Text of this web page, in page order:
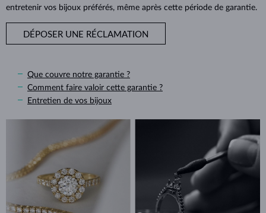
entretenir vos bijoux préférés, même après cette période de garantie.
DÉPOSER UNE RÉCLAMATION
Que couvre notre garantie ?
Comment faire valoir cette garantie ?
Entretien de vos bijoux